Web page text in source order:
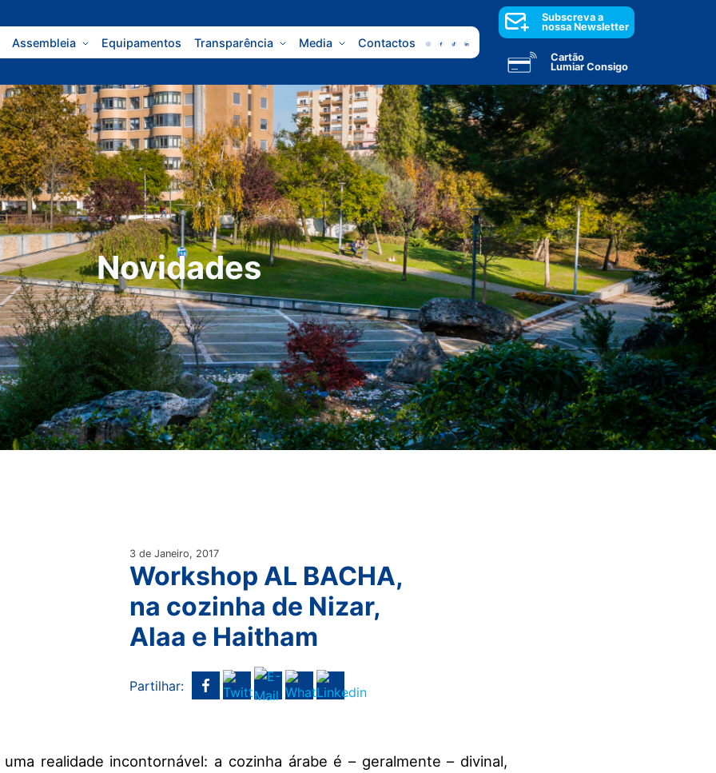
Assembleia Equipamentos Transparência Media Contactos
Subscreva a
nossa Newsletter
Cartão
Lumiar Consigo
Novidades
3 de Janeiro, 2017
Workshop AL BACHA,
na cozinha de Nizar,
Alaa e Haitham
Partilhar:
realidade incontornável: a cozinha árabe ​​é – geralmente – divinal,